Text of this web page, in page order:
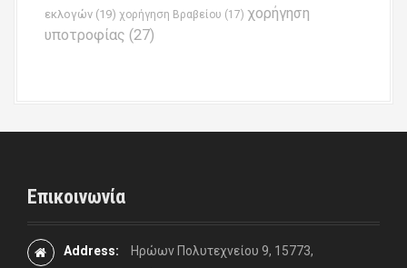
εκλογών (19) χορήγηση Βραβείου (17) χορήγηση
υποτροφίας (27)
Επικοινωνία
Address:
Ηρώων Πολυτεχνείου 9, 15773,